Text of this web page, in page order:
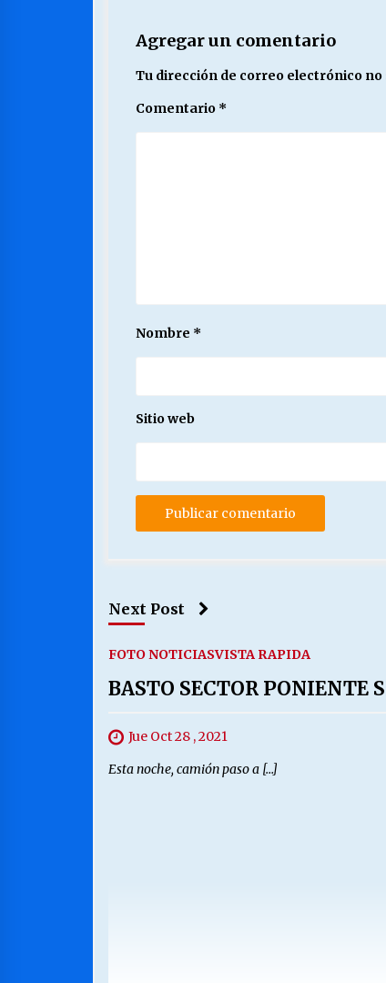
Agregar un comentario
Tu dirección de correo electrónico no
Comentario *
Nombre *
Sitio web
Next Post
FOTO NOTICIASVISTA RAPIDA
BASTO SECTOR PONIENTE
Jue Oct 28 , 2021
Esta noche, camión paso a […]